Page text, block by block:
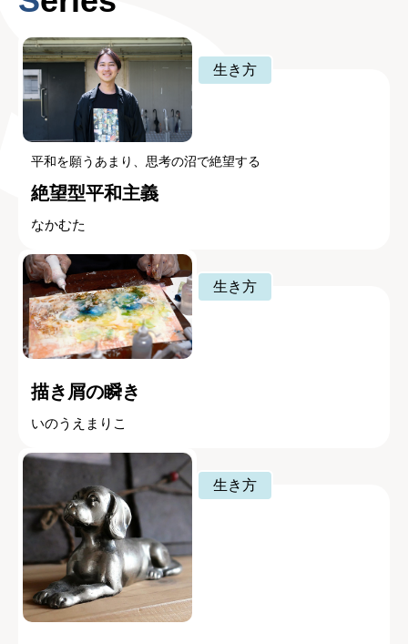
生き方
平和を願うあまり、思考の沼で絶望する
絶望型平和主義
なかむた
生き方
描き屑の瞬き
いのうえまりこ
生き方